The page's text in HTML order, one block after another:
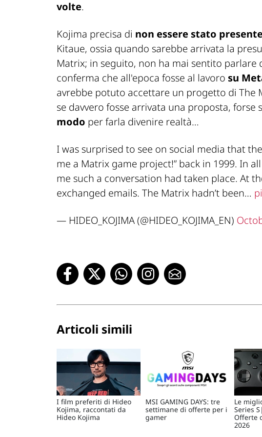
volte.
Kojima precisa di non essere stato presente
Kitaue, ossia quando sarebbe arrivata la
Matrix; in seguito, non ha mai sentito
conferma che all'epoca fosse al lavoro su
avrebbe potuto accettare un progetto di The
se davvero fosse arrivata una proposta, forse
modo per farla divenire realtà…
I was surprised to see on social media that
me a Matrix game project!” back in 1999. In
me such a conversation had taken place. At
exchanged emails. The Matrix hadn’t been…
— HIDEO_KOJIMA (@HIDEO_KOJIMA_EN)
Articoli simili
I film preferiti di Hideo
Kojima, raccontati da
Hideo Kojima
MSI GAMING DAYS: tre
settimane di offerte per i
gamer
Le
Series
Offerte
2026